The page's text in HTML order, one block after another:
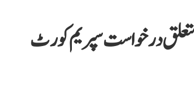
درخواست سپریم کورٹ